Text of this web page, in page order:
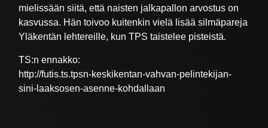
mielissään siitä, että naisten jalkapallon arvostus on
kasvussa. Hän toivoo kuitenkin vielä lisää silmäpareja
Yläkentän lehtereille, kun TPS taistelee pisteistä.
TS:n ennakko:
http://futis.ts.tpsn-keskikentan-vahvan-pelintekijan-
sini-laaksosen-asenne-kohdallaan